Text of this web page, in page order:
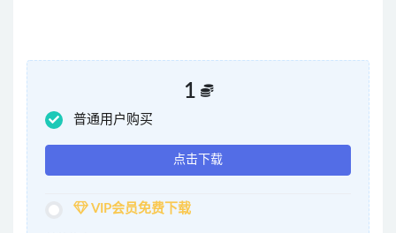
1
普通用户购买
点击下载
VIP会员免费下载